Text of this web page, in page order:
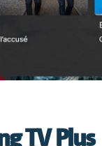
TV Plus